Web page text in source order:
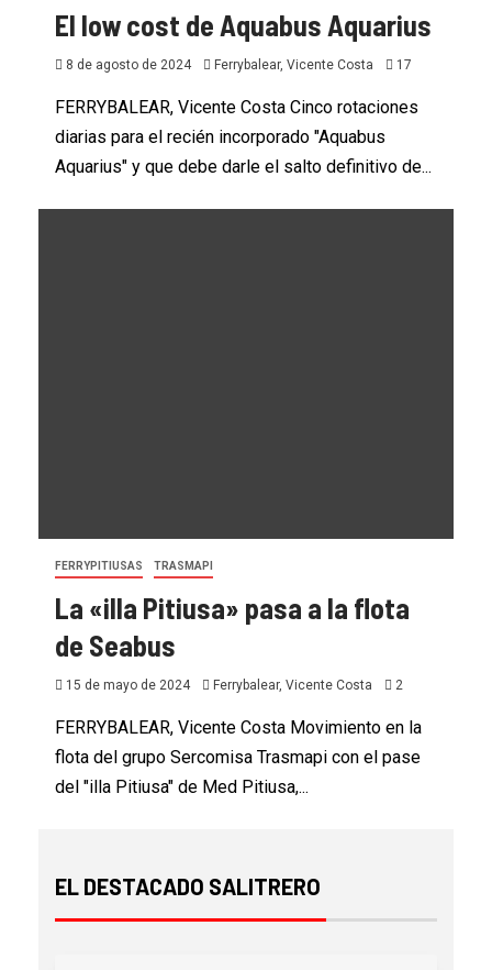
El low cost de Aquabus Aquarius
8 de agosto de 2024 Ferrybalear, Vicente Costa 17
FERRYBALEAR, Vicente Costa Cinco rotaciones
diarias para el recién incorporado "Aquabus
Aquarius" y que debe darle el salto definitivo de...
FERRYPITIUSAS TRASMAPI
La «illa Pitiusa» pasa a la flota
de Seabus
15 de mayo de 2024 Ferrybalear, Vicente Costa 2
FERRYBALEAR, Vicente Costa Movimiento en la
flota del grupo Sercomisa Trasmapi con el pase
del "illa Pitiusa" de Med Pitiusa,...
EL DESTACADO SALITRERO